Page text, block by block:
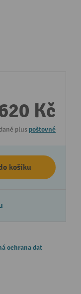
Kč
plus poštovné
košíku
ochrana dat